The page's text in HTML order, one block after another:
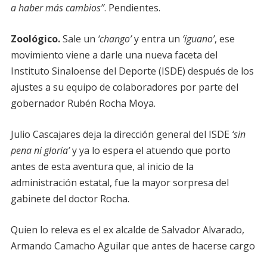
a haber más cambios”. Pendientes.
Zoológico.Sale un ‘chango’y entra un ‘iguano’, ese
movimiento viene a darle una nueva faceta del
Instituto Sinaloense del Deporte (ISDE) después de los
ajustes a su equipo de colaboradores por parte del
gobernador Rubén Rocha Moya.
Julio Cascajares deja la dirección general del ISDE ‘sin
pena ni gloria’y ya lo espera el atuendo que porto
antes de esta aventura que, al inicio de la
administración estatal, fue la mayor sorpresa del
gabinete del doctor Rocha.
Quien lo releva es el ex alcalde de Salvador Alvarado,
Armando Camacho Aguilar que antes de hacerse cargo